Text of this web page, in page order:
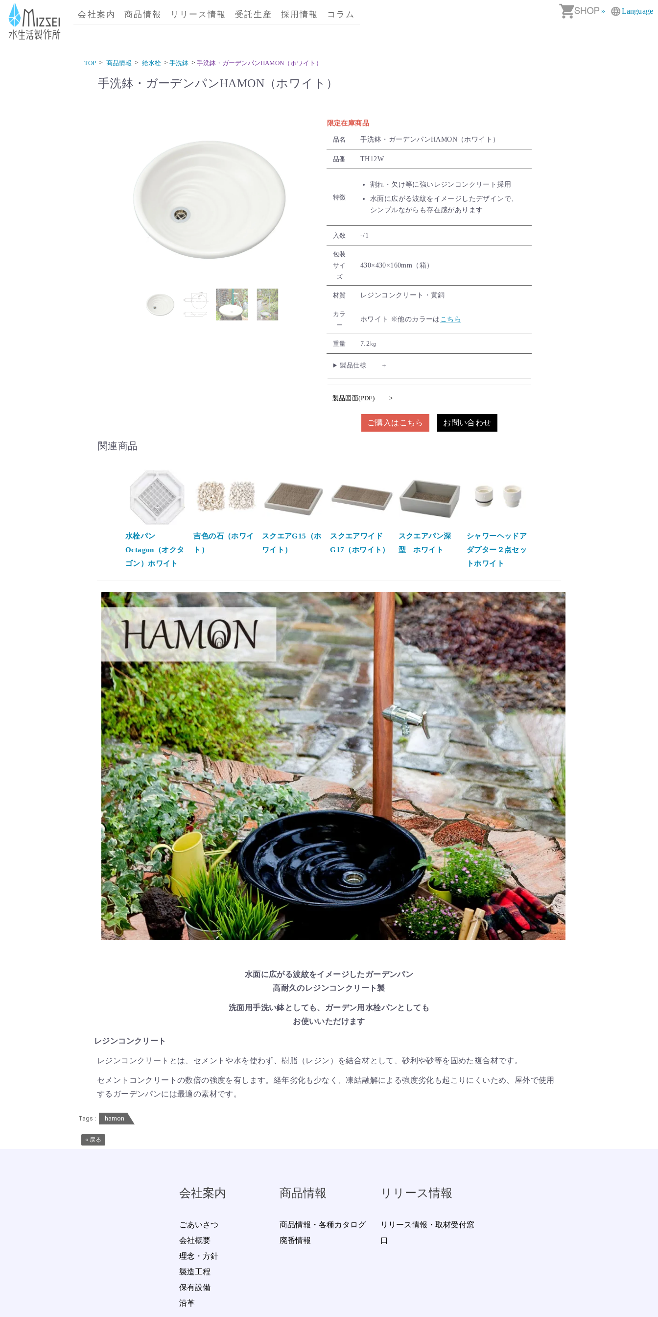
» Language
商品情報｜水生活製作所
会社案内 商品情報 リリース情報 受託生産 採用情報 コラム
TOP 商品情報 給水栓 手洗鉢 手洗鉢・ガーデンパンHAMON（ホワイト）
手洗鉢・ガーデンパンHAMON（ホワイト）
限定在庫商品
品名 手洗鉢・ガーデンパンHAMON（ホワイト）
品番 TH12W
特徴
割れ・欠け等に強いレジンコンクリート採用
水面に広がる波紋をイメージしたデザインで、
シンプルながらも存在感があります
入数 -/1
包装
サイ
ズ
430×430×160mm（箱）
材質 レジンコンクリート・黄銅
カラ
ー
ホワイト ※他のカラーは こちら
重量 7.2㎏
製品仕様
製品図面(PDF)
ご購入はこちら お問い合わせ
関連商品
水栓パン
Octagon（オクタ
ゴン）ホワイト
吉色の石（ホワイ
ト）
スクエアG15（ホ
ワイト）
スクエアワイド
G17（ホワイト）
スクエアパン深
型 ホワイト
シャワーヘッドア
ダプター２点セッ
トホワイト
水面に広がる波紋をイメージしたガーデンパン
高耐久のレジンコンクリート製
洗面用手洗い鉢としても、ガーデン用水栓パンとしても
お使いいただけます
レジンコンクリート
レジンコンクリートとは、セメントや水を使わず、樹脂（レジン）を結合材として、砂利や砂等を固めた複合材です。
セメントコンクリートの数倍の強度を有します。経年劣化も少なく、凍結融解による強度劣化も起こりにくいため、屋外で使用
するガーデンパンには最適の素材です。
Tags : hamon
« 戻る
会社案内
ごあいさつ
会社概要
理念・方針
製造工程
保有設備
沿革
商品情報
商品情報・各種カタログ
廃番情報
リリース情報
リリース情報・取材受付窓
口